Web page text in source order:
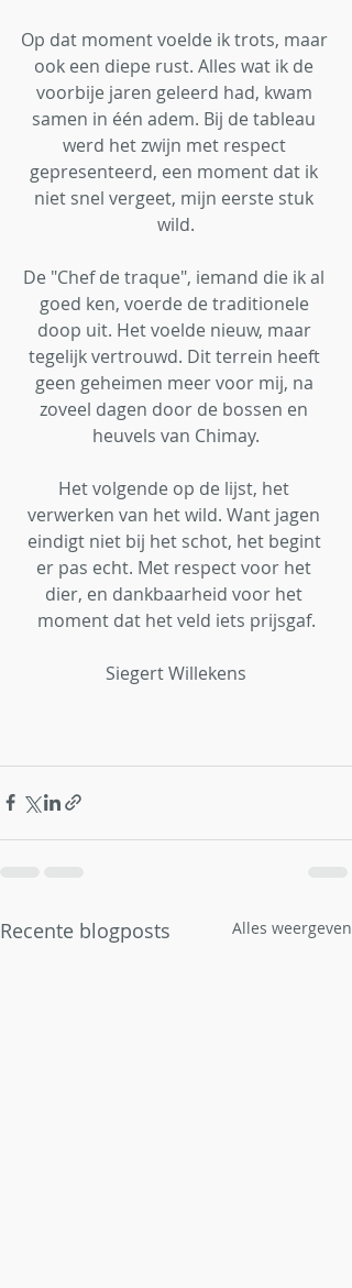
Op dat moment voelde ik trots, maar
ook een diepe rust. Alles wat ik de
voorbije jaren geleerd had, kwam
samen in één adem. Bij de tableau
werd het zwijn met respect
gepresenteerd, een moment dat ik
niet snel vergeet, mijn eerste stuk
wild.
De "Chef de traque", iemand die ik al
goed ken, voerde de traditionele
doop uit. Het voelde nieuw, maar
tegelijk vertrouwd. Dit terrein heeft
geen geheimen meer voor mij, na
zoveel dagen door de bossen en
heuvels van Chimay.
Het volgende op de lijst, het
verwerken van het wild. Want jagen
eindigt niet bij het schot, het begint
er pas echt. Met respect voor het
dier, en dankbaarheid voor het
moment dat het veld iets prijsgaf.
Siegert Willekens
Recente blogposts Alles weergeven